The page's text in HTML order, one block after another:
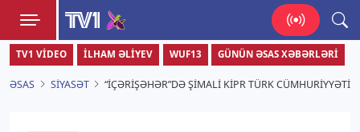
TV1
Zamanı bizimlə yaşa!
TV1 VIDEO İLHAM ƏLIYEV WUF13 GÜNÜN ƏSAS XƏBƏRLƏRI
ƏSAS SIYASƏT “İÇƏRIŞƏHƏR”DƏ ŞIMALI KIPR TÜRK